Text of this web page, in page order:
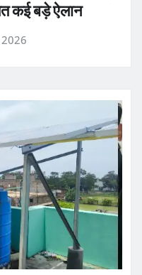
कई बड़े ऐलान